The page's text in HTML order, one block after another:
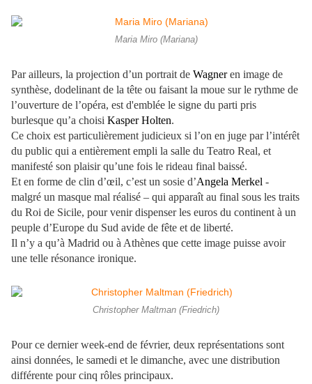
Maria Miro (Mariana)
Par ailleurs, la projection d’un portrait de Wagneren image de
synthèse, dodelinant de la tête ou faisant la moue sur le rythme de
l’ouverture de l’opéra, est d'emblée le signe du parti pris
burlesque qu’a choisi Kasper Holten.
Ce choix est particulièrement judicieux si l’on en juge par l’intérêt
du public qui a entièrement empli la salle du Teatro Real, et
manifesté son plaisir qu’une fois le rideau final baissé.
Et en forme de clin d’œil, c’est un sosie d’Angela Merkel -
malgré un masque mal réalisé – qui apparaît au final sous les traits
du Roi de Sicile, pour venir dispenser les euros du continent à un
peuple d’Europe du Sud avide de fête et de liberté.
Il n’y a qu’à Madrid ou à Athènes que cette image puisse avoir
une telle résonance ironique.
Christopher Maltman (Friedrich)
Pour ce dernier week-end de février, deux représentations sont
ainsi données, le samedi et le dimanche, avec une distribution
différente pour cinq rôles principaux.